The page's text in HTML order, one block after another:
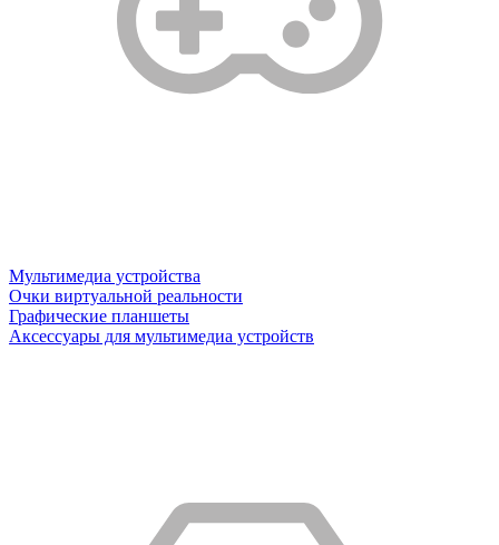
Мультимедиа устройства
Очки виртуальной реальности
Графические планшеты
Аксессуары для мультимедиа устройств